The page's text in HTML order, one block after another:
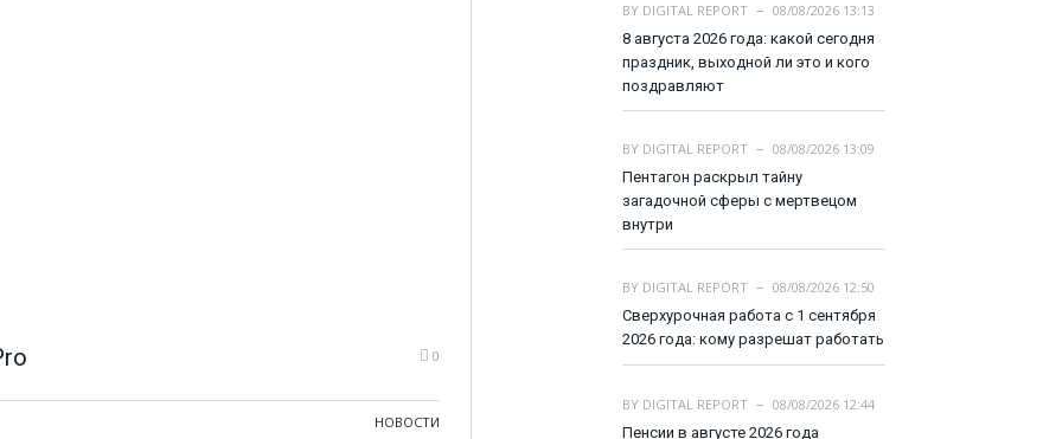
0
НОВОСТИ
BY DIGITAL REPORT
08/08/2026 13:13
8 августа 2026 года: какой сегодня
праздник, выходной ли это и кого
поздравляют
BY DIGITAL REPORT
08/08/2026 13:09
Пентагон раскрыл тайну
загадочной сферы с мертвецом
внутри
BY DIGITAL REPORT
08/08/2026 12:50
Сверхурочная работа с 1 сентября
2026 года: кому разрешат работать
BY DIGITAL REPORT
08/08/2026 12:44
Пенсии в августе 2026 года